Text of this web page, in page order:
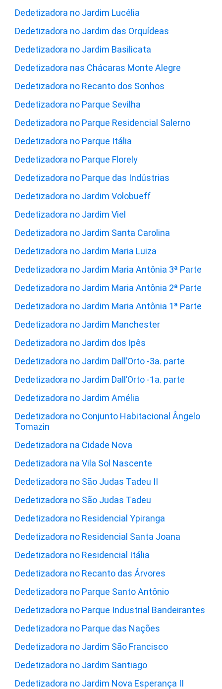
Dedetizadora no Jardim Lucélia
Dedetizadora no Jardim das Orquídeas
Dedetizadora no Jardim Basilicata
Dedetizadora nas Chácaras Monte Alegre
Dedetizadora no Recanto dos Sonhos
Dedetizadora no Parque Sevilha
Dedetizadora no Parque Residencial Salerno
Dedetizadora no Parque Itália
Dedetizadora no Parque Florely
Dedetizadora no Parque das Indústrias
Dedetizadora no Jardim Volobueff
Dedetizadora no Jardim Viel
Dedetizadora no Jardim Santa Carolina
Dedetizadora no Jardim Maria Luiza
Dedetizadora no Jardim Maria Antônia 3ª Parte
Dedetizadora no Jardim Maria Antônia 2ª Parte
Dedetizadora no Jardim Maria Antônia 1ª Parte
Dedetizadora no Jardim Manchester
Dedetizadora no Jardim dos Ipês
Dedetizadora no Jardim Dall’Orto -3a. parte
Dedetizadora no Jardim Dall’Orto -1a. parte
Dedetizadora no Jardim Amélia
Dedetizadora no Conjunto Habitacional Ângelo
Tomazin
Dedetizadora na Cidade Nova
Dedetizadora na Vila Sol Nascente
Dedetizadora no São Judas Tadeu II
Dedetizadora no São Judas Tadeu
Dedetizadora no Residencial Ypiranga
Dedetizadora no Residencial Santa Joana
Dedetizadora no Residencial Itália
Dedetizadora no Recanto das Árvores
Dedetizadora no Parque Santo Antônio
Dedetizadora no Parque Industrial Bandeirantes
Dedetizadora no Parque das Nações
Dedetizadora no Jardim São Francisco
Dedetizadora no Jardim Santiago
Dedetizadora no Jardim Nova Esperança II